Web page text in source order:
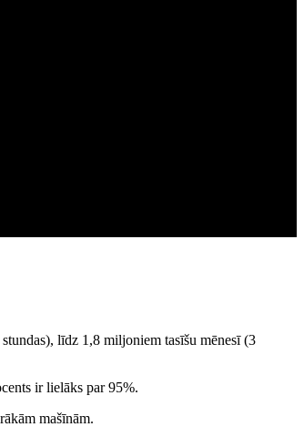
līdz 1,8 miljoniem tasīšu mēnesī (3
ir lielāks par 95%.
mašīnām.